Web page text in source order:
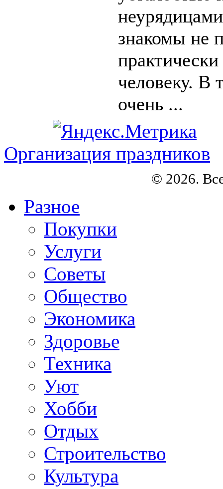
знакомы не
человеку. В
очень ...
Организация праздников
© 2026.
Разное
Покупки
Услуги
Советы
Общество
Экономика
Здоровье
Техника
Уют
Хобби
Отдых
Строительство
Культура